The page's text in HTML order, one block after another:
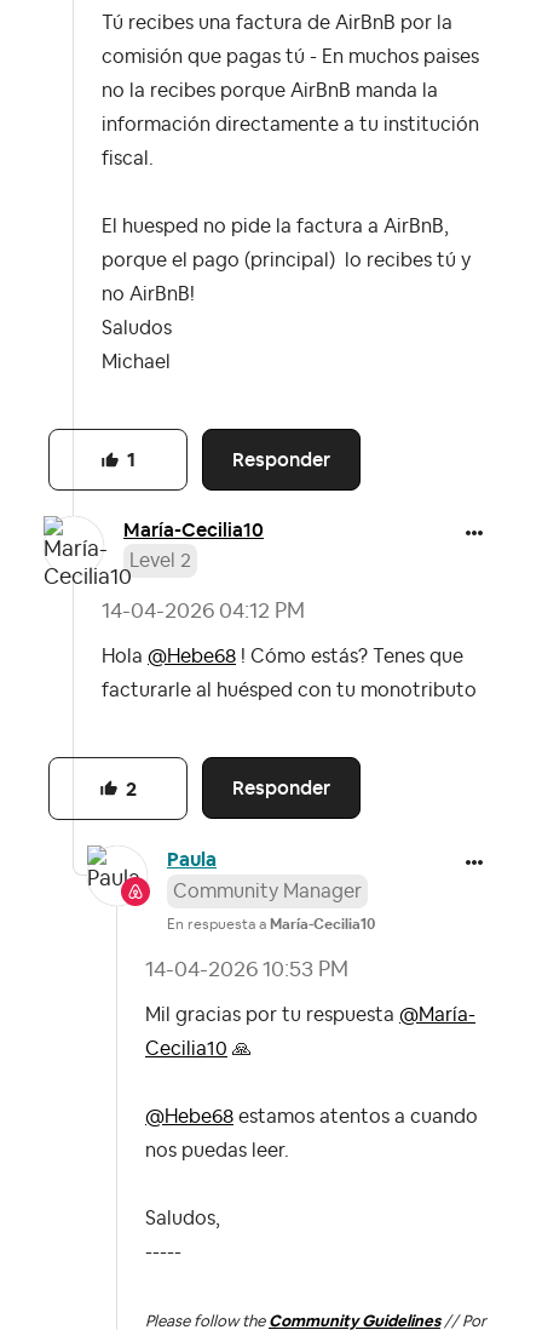
Tú recibes una factura de AirBnB por la
comisión que pagas tú - En muchos paises
no la recibes porque AirBnB manda la
información directamente a tu institución
fiscal.
El huesped no pide la factura a AirBnB,
porque el pago (principal) lo recibes tú y
no AirBnB!
Saludos
Michael
Responder
1
María-Cecilia10
Level 2
‎14-04-2026 04:12 PM
Hola @Hebe68 ! Cómo estás? Tenes que
facturarle al huésped con tu monotributo
Responder
2
Paula
Community Manager
En respuesta a María-Cecilia10
‎14-04-2026 10:53 PM
Mil gracias por tu respuesta @María-
Cecilia10 🙏
@Hebe68 estamos atentos a cuando
nos puedas leer.
Saludos,
-----
Please follow the Community Guidelines// Por